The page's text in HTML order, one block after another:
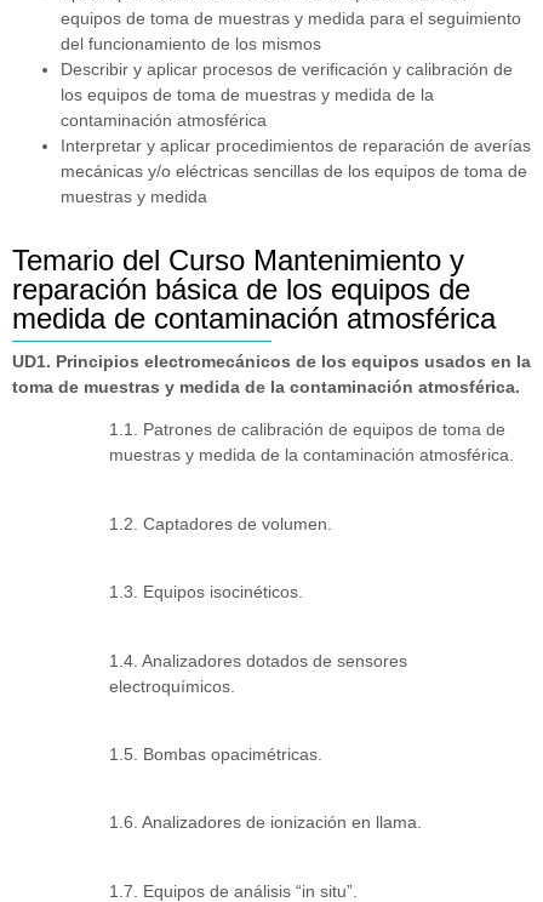
equipos de toma de muestras y medida para el seguimiento
del funcionamiento de los mismos
Describir y aplicar procesos de verificación y calibración de
los equipos de toma de muestras y medida de la
contaminación atmosférica
Interpretar y aplicar procedimientos de reparación de averías
mecánicas y/o eléctricas sencillas de los equipos de toma de
muestras y medida
Temario del Curso Mantenimiento y
reparación básica de los equipos de
medida de contaminación atmosférica
UD1. Principios electromecánicos de los equipos usados en la
toma de muestras y medida de la contaminación atmosférica.
1.1. Patrones de calibración de equipos de toma de
muestras y medida de la contaminación atmosférica.
1.2. Captadores de volumen.
1.3. Equipos isocinéticos.
1.4. Analizadores dotados de sensores
electroquímicos.
1.5. Bombas opacimétricas.
1.6. Analizadores de ionización en llama.
1.7. Equipos de análisis “in situ”.